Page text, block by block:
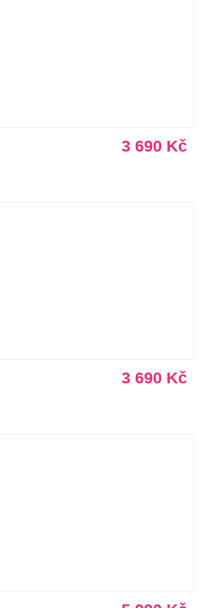
3 690 Kč
3 690 Kč